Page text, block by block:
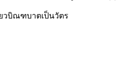
วบิณฑบาตเป็นวัตร